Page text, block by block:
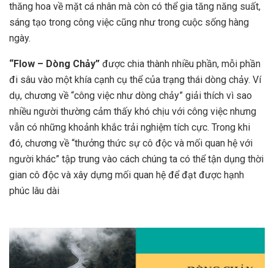
thăng hoa về mặt cá nhân mà còn có thể gia tăng năng suất,
sáng tạo trong công việc cũng như trong cuộc sống hàng
ngày.
“Flow – Dòng Chảy” được chia thành nhiều phần, mỗi phần
đi sâu vào một khía cạnh cụ thể của trạng thái dòng chảy. Ví
dụ, chương về “công việc như dòng chảy” giải thích vì sao
nhiều người thường cảm thấy khó chịu với công việc nhưng
vẫn có những khoảnh khắc trải nghiệm tích cực. Trong khi
đó, chương về “thưởng thức sự cô độc và mối quan hệ với
người khác” tập trung vào cách chúng ta có thể tận dụng thời
gian cô độc và xây dựng mối quan hệ để đạt được hạnh
phúc lâu dài​